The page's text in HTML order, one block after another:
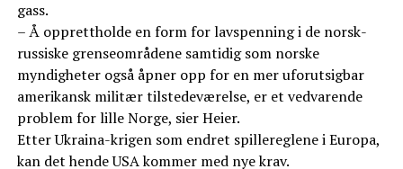
gass.
– Å opprettholde en form for lavspenning i de norsk-
russiske grenseområdene samtidig som norske
myndigheter også åpner opp for en mer uforutsigbar
amerikansk militær tilstedeværelse, er et vedvarende
problem for lille Norge, sier Heier.
Etter Ukraina-krigen som endret spillereglene i Europa,
kan det hende USA kommer med nye krav.